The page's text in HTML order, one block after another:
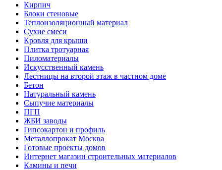
Кирпич
Блоки стеновые
Теплоизоляционный материал
Сухие смеси
Кровля для крыши
Плитка тротуарная
Пиломатериалы
Искусственный камень
Лестницы на второй этаж в частном доме
Бетон
Натуральный камень
Сыпучие материалы
ПГП
ЖБИ заводы
Гипсокартон и профиль
Металлопрокат Москва
Готовые проекты домов
Интернет магазин строительных материалов
Камины и печи